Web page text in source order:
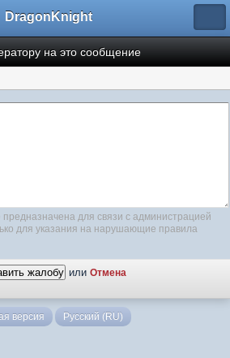
DragonKnight
на это сообщение
для связи с администрацией
для указания на нарушающие правила
или Отмена
версия Русский (RU)